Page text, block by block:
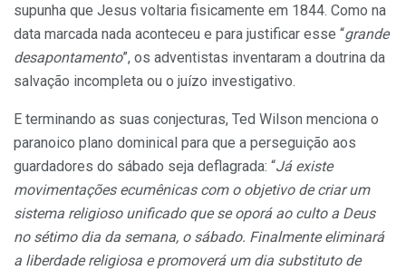
supunha que Jesus voltaria fisicamente em 1844. Como na
data marcada nada aconteceu e para justificar esse “grande
desapontamento”, os adventistas inventaram a doutrina da
salvação incompleta ou o juízo investigativo.
E terminando as suas conjecturas, Ted Wilson menciona o
paranoico plano dominical para que a perseguição aos
guardadores do sábado seja deflagrada: “Já existe
movimentações ecumênicas com o objetivo de criar um
sistema religioso unificado que se oporá ao culto a Deus
no sétimo dia da semana, o sábado. Finalmente eliminará
a liberdade religiosa e promoverá um dia substituto de